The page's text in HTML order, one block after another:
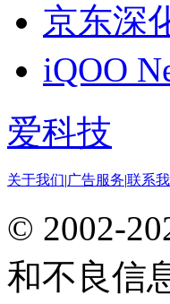
京东深
iQOO
爱科技
关于我们|广告服务|联系
© 2002-
和不良信